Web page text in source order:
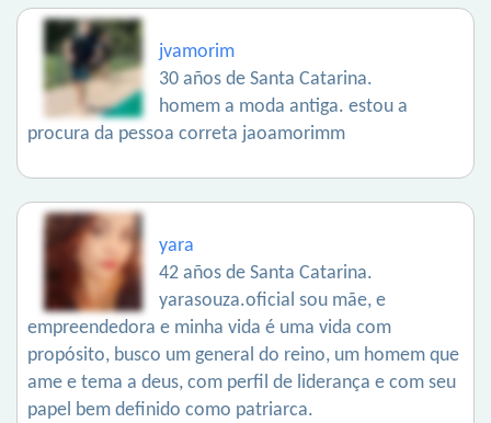
jvamorim
30 años de Santa Catarina.
homem a moda antiga. estou a
procura da pessoa correta jaoamorimm
yara
42 años de Santa Catarina.
yarasouza.oficial sou mãe, e
empreendedora e minha vida é uma vida com
propósito, busco um general do reino, um homem que
ame e tema a deus, com perfil de liderança e com seu
papel bem definido como patriarca.